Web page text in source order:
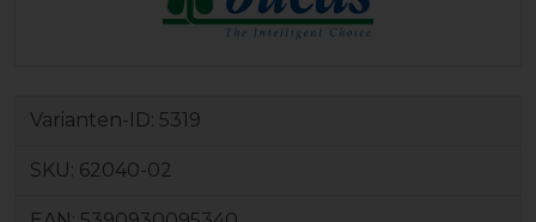
Varianten-ID: 5319
SKU: 62040-02